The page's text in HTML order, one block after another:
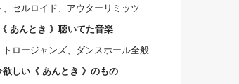
セルロイド、アウターリミッツ
《 あんとき 》聴いてた音楽
ロージャンズ、ダンスホール全般
欲しい《 あんとき 》のもの